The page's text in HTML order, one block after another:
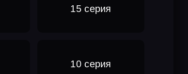
15 серия
10 серия